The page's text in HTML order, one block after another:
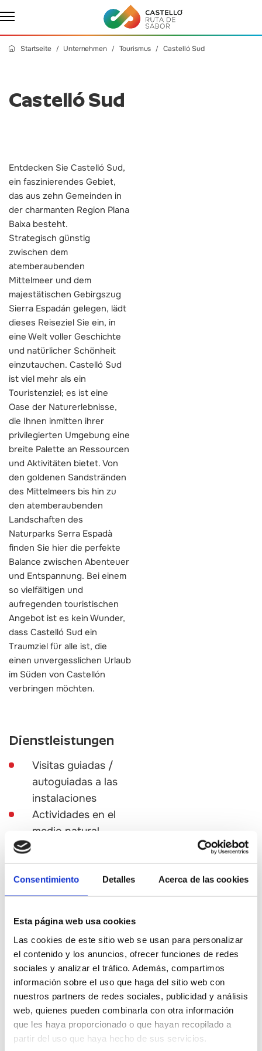
Consentimiento Detalles Acerca de las cookies
Esta página web usa cookies
Las cookies de este sitio web se usan para personalizar
el contenido y los anuncios, ofrecer funciones de redes
sociales y analizar el tráfico. Además, compartimos
información sobre el uso que haga del sitio web con
nuestros partners de redes sociales, publicidad y análisis
web, quienes pueden combinarla con otra información
que les haya proporcionado o que hayan recopilado a
partir del uso que haya hecho de sus servicios.
Startseite Unternehmen Tourismus Castelló Sud
Castelló Sud
Entdecken Sie Castelló Sud,
ein faszinierendes Gebiet,
das aus zehn Gemeinden in
der charmanten Region Plana
Baixa besteht.
Strategisch günstig
zwischen dem
atemberaubenden
Mittelmeer und dem
majestätischen Gebirgszug
Sierra Espadán gelegen, lädt
dieses Reiseziel Sie ein, in
eine Welt voller Geschichte
und natürlicher Schönheit
einzutauchen. Castelló Sud
ist viel mehr als ein
Touristenziel; es ist eine
Oase der Naturerlebnisse,
die Ihnen inmitten ihrer
privilegierten Umgebung eine
breite Palette an Ressourcen
und Aktivitäten bietet. Von
den goldenen Sandstränden
des Mittelmeers bis hin zu
den atemberaubenden
Landschaften des
Naturparks Serra Espadà
finden Sie hier die perfekte
Balance zwischen Abenteuer
und Entspannung. Bei einem
so vielfältigen und
aufregenden touristischen
Angebot ist es kein Wunder,
dass Castelló Sud ein
Traumziel für alle ist, die
einen unvergesslichen Urlaub
im Süden von Castellón
verbringen möchten.
Dienstleistungen
Visitas guiadas /
autoguiadas a las
instalaciones
Actividades en el
medio natural
gastronómicos
Experiencia
singulares
didácticas /
interpretativas
Visitas y
experiencias en
museo / centro de
interpretación